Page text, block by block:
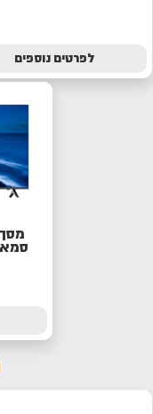
לפרטים נוספים